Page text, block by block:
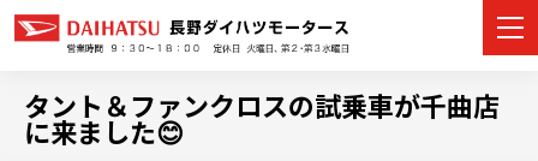
タント＆ファンクロスの試乗車が千曲店
に来ました😊